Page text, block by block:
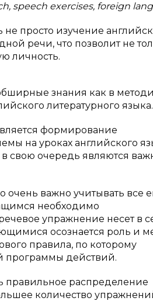
speech exercises, foreign
просто изучение
речи, что позволит не
личность.
знания как в
литературного языка.
формирование
на уроках английского
свою очередь являются
важно учитывать все
необходимо
упражнение несет в
осознается роль и
правила, по которому
программы действий.
правильное распределение
количество